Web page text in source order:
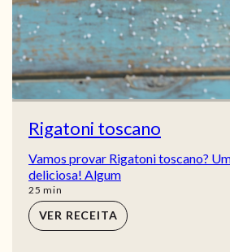
Rigatoni toscano
Vamos provar Rigatoni toscano?
deliciosa! Algum
25 min
min
VER RECEITA